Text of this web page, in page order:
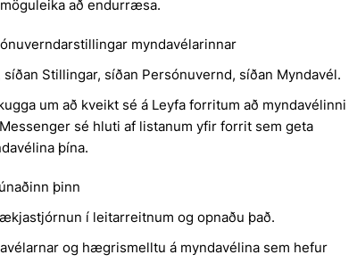
að endurræsa.
myndavélarinnar
síðan Stillingar, síðan Persónuvernd, síðan Myndavél.
um að kveikt sé á Leyfa forritum að myndavélinni
sé hluti af listanum yfir forrit sem geta
þína.
þinn
í leitarreitnum og opnaðu það.
og hægrismelltu á myndavélina sem hefur